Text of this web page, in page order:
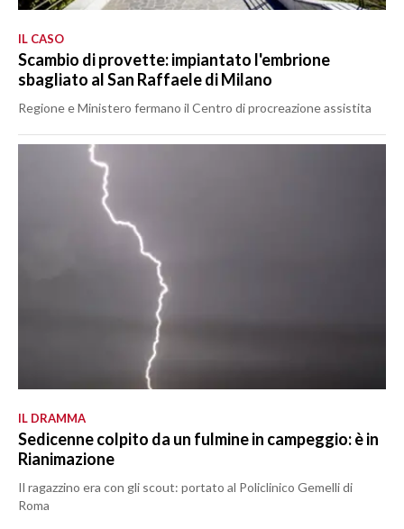
IL CASO
Scambio di provette: impiantato l'embrione
sbagliato al San Raffaele di Milano
Regione e Ministero fermano il Centro di procreazione assistita
IL DRAMMA
Sedicenne colpito da un fulmine in campeggio: è in
Rianimazione
Il ragazzino era con gli scout: portato al Policlinico Gemelli di
Roma